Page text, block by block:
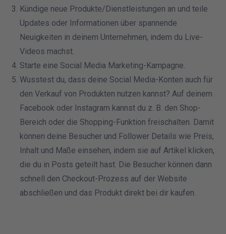
Kündige neue Produkte/Dienstleistungen an und teile
Updates oder Informationen über spannende
Neuigkeiten in deinem Unternehmen, indem du Live-
Videos machst.
Starte eine Social Media Marketing-Kampagne.
Wusstest du, dass deine Social Media-Konten auch für
den Verkauf von Produkten nutzen kannst? Auf deinem
Facebook oder Instagram kannst du z. B. den Shop-
Bereich oder die Shopping-Funktion freischalten. Damit
können deine Besucher und Follower Details wie Preis,
Inhalt und Maße einsehen, indem sie auf Artikel klicken,
die du in Posts geteilt hast. Die Besucher können dann
schnell den Checkout-Prozess auf der Website
abschließen und das Produkt direkt bei dir kaufen.